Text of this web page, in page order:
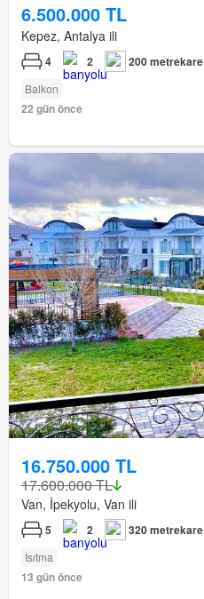
6.500.000 TL
Kepez, Antalya ili
4 2 200 metrekare
Balkon
22 gün önce
16.750.000 TL
17.600.000 TL
Van, İpekyolu, Van ili
5 2 320 metrekare
Isıtma
13 gün önce